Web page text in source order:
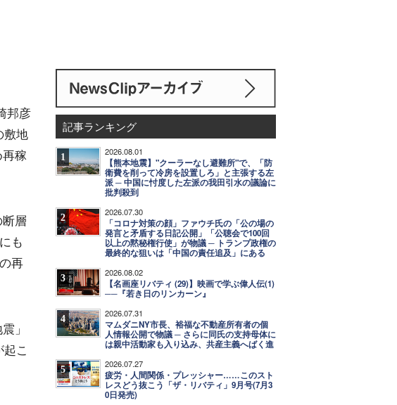
邦彦
敷地
稼
層
も
再
」
こ
記事ランキング
1 2026.08.01
【熊本地震】"クーラーなし避難所"で、「防
衛費を削って冷房を設置しろ」と主張する左
派 ─ 中国に忖度した左派の我田引水の議論に
批判殺到
2 2026.07.30
「コロナ対策の顔」ファウチ氏の「公の場の
発言と矛盾する日記公開」「公聴会で100回
以上の黙秘権行使」が物議 ─ トランプ政権の
最終的な狙いは「中国の責任追及」にある
3 2026.08.02
【名画座リバティ (29)】映画で学ぶ偉人伝(1)
──『若き日のリンカーン』
4 2026.07.31
マムダニNY市長、裕福な不動産所有者の個
人情報公開で物議 ─ さらに同氏の支持母体に
は親中活動家も入り込み、共産主義へばく進
5 2026.07.27
疲労・人間関係・プレッシャー……このスト
レスどう抜こう「ザ・リバティ」9月号(7月3
0日発売)